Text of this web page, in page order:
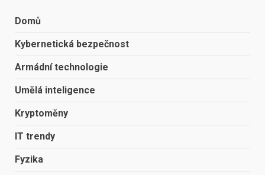
Domů
Kybernetická bezpečnost
Armádní technologie
Umělá inteligence
Kryptoměny
IT trendy
Fyzika